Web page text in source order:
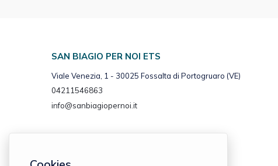
SAN BIAGIO PER NOI ETS
Viale Venezia, 1 - 30025 Fossalta di Portogruaro (VE)
04211546863
info@sanbiagiopernoi.it